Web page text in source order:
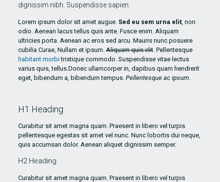
dignissim nibh. Suspendisse sapien.
Lorem ipsum dolor sit amet augue. Sed eu sem urna elit, non
odio. Aenean lacus tellus quis ante. Fusce enim. Aliquam
ultricies porta. Aenean ac eros sed arcu. Mauris nunc posuere
cubilia Curae, Nullam et ipsum.Aliquam quis elit. Pellentesque
habitant morbitristique commodo. Suspendisse vitae lectus
varius quis, tellus.Donec ullamcorper in, dapibus quam hendrerit
eget, bibendum a, bibendum tempus. Pellentesque ac ipsum.
H1 Heading
Curabitur sit amet magna quam. Praesent in libero vel turpis
pellentesque egestas sit amet vel nunc. Nunc lobortis dui neque,
quis accumsan dolor. Aenean aliquet dignissim semper.
H2 Heading
Curabitur sit amet magna quam. Praesent in libero vel turpis